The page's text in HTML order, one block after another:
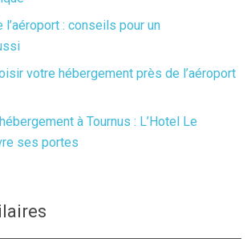
l’aéroport : conseils pour un
votre hébergement près de l’aéroport
à Tournus : L’Hotel Le
ses portes